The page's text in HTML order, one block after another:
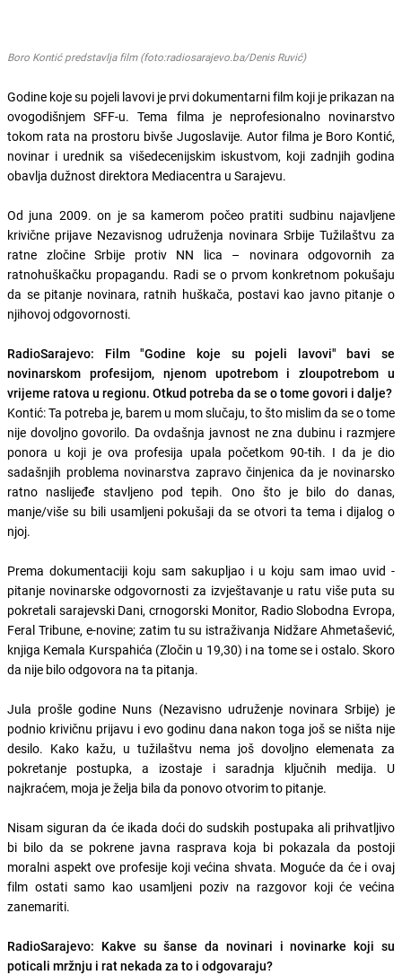
Boro Kontić predstavlja film (foto:radiosarajevo.ba/Denis Ruvić)
Godine koje su pojeli lavovi je prvi dokumentarni film koji je prikazan na
ovogodišnjem SFF-u. Tema filma je neprofesionalno novinarstvo
tokom rata na prostoru bivše Jugoslavije. Autor filma je Boro Kontić,
novinar i urednik sa višedecenijskim iskustvom, koji zadnjih godina
obavlja dužnost direktora Mediacentra u Sarajevu.
Od juna 2009. on je sa kamerom počeo pratiti sudbinu najavljene
krivične prijave Nezavisnog udruženja novinara Srbije Tužilaštvu za
ratne zločine Srbije protiv NN lica – novinara odgovornih za
ratnohuškačku propagandu. Radi se o prvom konkretnom pokušaju
da se pitanje novinara, ratnih huškača, postavi kao javno pitanje o
njihovoj odgovornosti.
RadioSarajevo: Film "Godine koje su pojeli lavovi" bavi se
novinarskom profesijom, njenom upotrebom i zloupotrebom u
vrijeme ratova u regionu. Otkud potreba da se o tome govori i dalje?
Kontić: Ta potreba je, barem u mom slučaju, to što mislim da se o tome
nije dovoljno govorilo. Da ovdašnja javnost ne zna dubinu i razmjere
ponora u koji je ova profesija upala početkom 90-tih. I da je dio
sadašnjih problema novinarstva zapravo činjenica da je novinarsko
ratno naslijeđe stavljeno pod tepih. Ono što je bilo do danas,
manje/više su bili usamljeni pokušaji da se otvori ta tema i dijalog o
njoj.
Prema dokumentaciji koju sam sakupljao i u koju sam imao uvid -
pitanje novinarske odgovornosti za izvještavanje u ratu više puta su
pokretali sarajevski Dani, crnogorski Monitor, Radio Slobodna Evropa,
Feral Tribune, e-novine; zatim tu su istraživanja Nidžare Ahmetašević,
knjiga Kemala Kurspahića (Zločin u 19,30) i na tome se i ostalo. Skoro
da nije bilo odgovora na ta pitanja.
Jula prošle godine Nuns (Nezavisno udruženje novinara Srbije) je
podnio krivičnu prijavu i evo godinu dana nakon toga još se ništa nije
desilo. Kako kažu, u tužilaštvu nema još dovoljno elemenata za
pokretanje postupka, a izostaje i saradnja ključnih medija. U
najkraćem, moja je želja bila da ponovo otvorim to pitanje.
Nisam siguran da će ikada doći do sudskih postupaka ali prihvatljivo
bi bilo da se pokrene javna rasprava koja bi pokazala da postoji
moralni aspekt ove profesije koji većina shvata. Moguće da će i ovaj
film ostati samo kao usamljeni poziv na razgovor koji će većina
zanemariti.
RadioSarajevo: Kakve su šanse da novinari i novinarke koji su
poticali mržnju i rat nekada za to i odgovaraju?